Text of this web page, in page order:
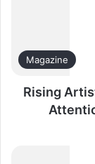
Magazine
Rising